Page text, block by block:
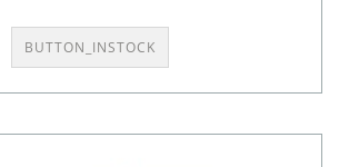
BUTTON_INSTOCK